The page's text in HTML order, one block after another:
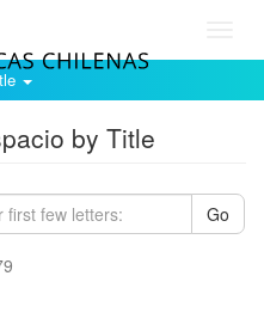
by Title
Go